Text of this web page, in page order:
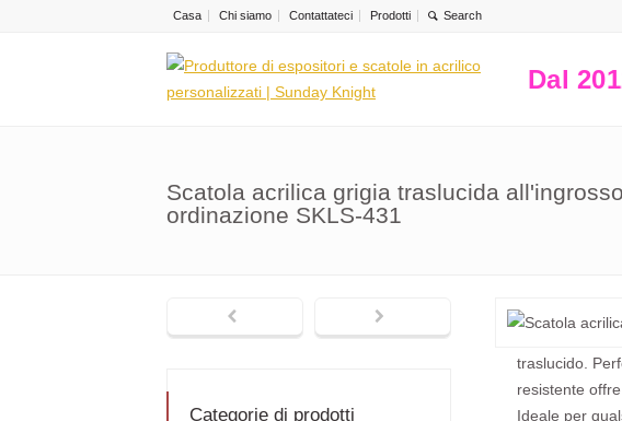
Casa Chi siamo Contattateci Prodotti
Dal
Scatola acrilica grigia traslucida
ordinazione SKLS-431
traslucido.
resistente
Ideale per
Categorie di prodotti